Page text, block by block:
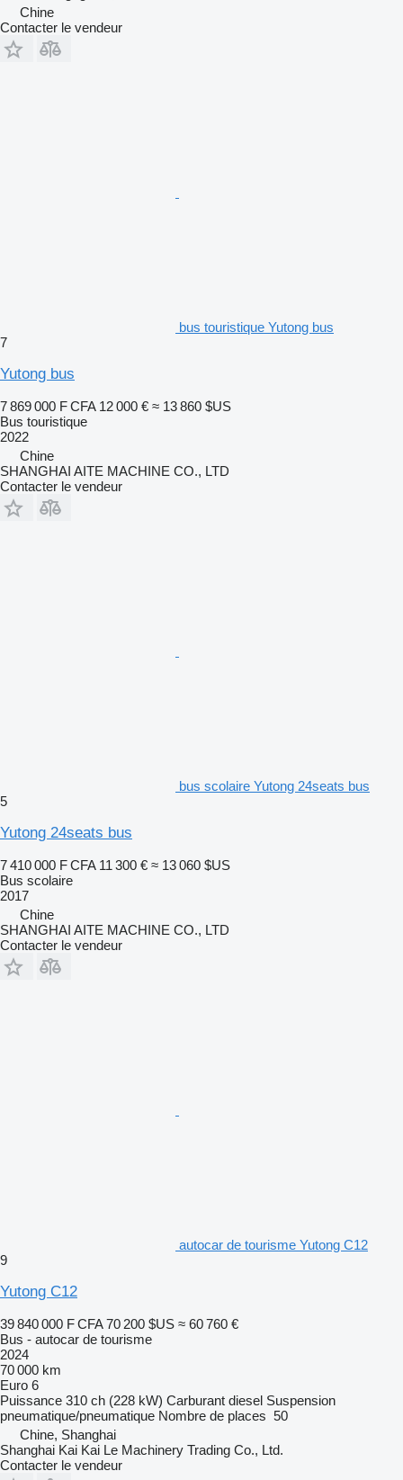
Chine
Contacter le vendeur
bus touristique Yutong bus
7
Yutong bus
7 869 000 F CFA 12 000 € ≈ 13 860 $US
Bus touristique
2022
Chine
SHANGHAI AITE MACHINE CO., LTD
Contacter le vendeur
bus scolaire Yutong 24seats bus
5
Yutong 24seats bus
7 410 000 F CFA 11 300 € ≈ 13 060 $US
Bus scolaire
2017
Chine
SHANGHAI AITE MACHINE CO., LTD
Contacter le vendeur
autocar de tourisme Yutong C12
9
Yutong C12
39 840 000 F CFA 70 200 $US ≈ 60 760 €
Bus - autocar de tourisme
2024
70 000 km
Euro 6
Puissance 310 ch (228 kW) Carburant diesel Suspension
pneumatique/pneumatique Nombre de places 50
Chine, Shanghai
Shanghai Kai Kai Le Machinery Trading Co., Ltd.
Contacter le vendeur